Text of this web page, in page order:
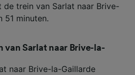
de trein van Sarlat naar Brive-
51 minuten.
van Sarlat naar Brive-la-
naar Brive-la-Gaillarde